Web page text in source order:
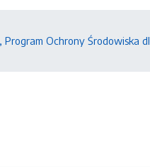
Ochrony Środowiska